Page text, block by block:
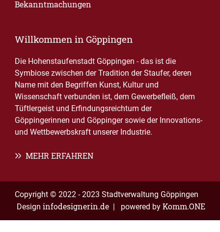
Bekanntmachungen
Willkommen in Göppingen
Die Hohenstaufenstadt Göppingen - das ist die
Symbiose zwischen der Tradition der Staufer, deren
Name mit den Begriffen Kunst, Kultur und
Wissenschaft verbunden ist, dem Gewerbefleiß, dem
Tüftlergeist und Erfindungsreichtum der
Göppingerinnen und Göppinger sowie der Innovations-
und Wettbewerbskraft unserer Industrie.
MEHR ERFAHREN
Copyright © 2022 - 2023 Stadtverwaltung Göppingen
Design infodesignerin.de | powered by Komm.ONE